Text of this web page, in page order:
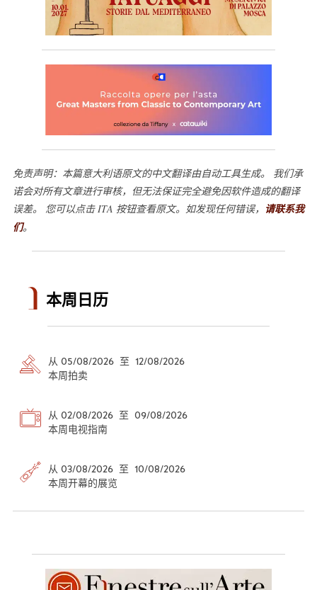
免责声明：本篇意大利语原文的中文翻译由自动工具生成。 我们承
诺会对所有文章进行审核，但无法保证完全避免因软件造成的翻译
误差。 您可以点击 ITA 按钮查看原文。如发现任何错误， 请联系我
们。
本周日历
从 05/08/2026 至 12/08/2026
本周拍卖
从 02/08/2026 至 09/08/2026
本周电视指南
从 03/08/2026 至 10/08/2026
本周开幕的展览